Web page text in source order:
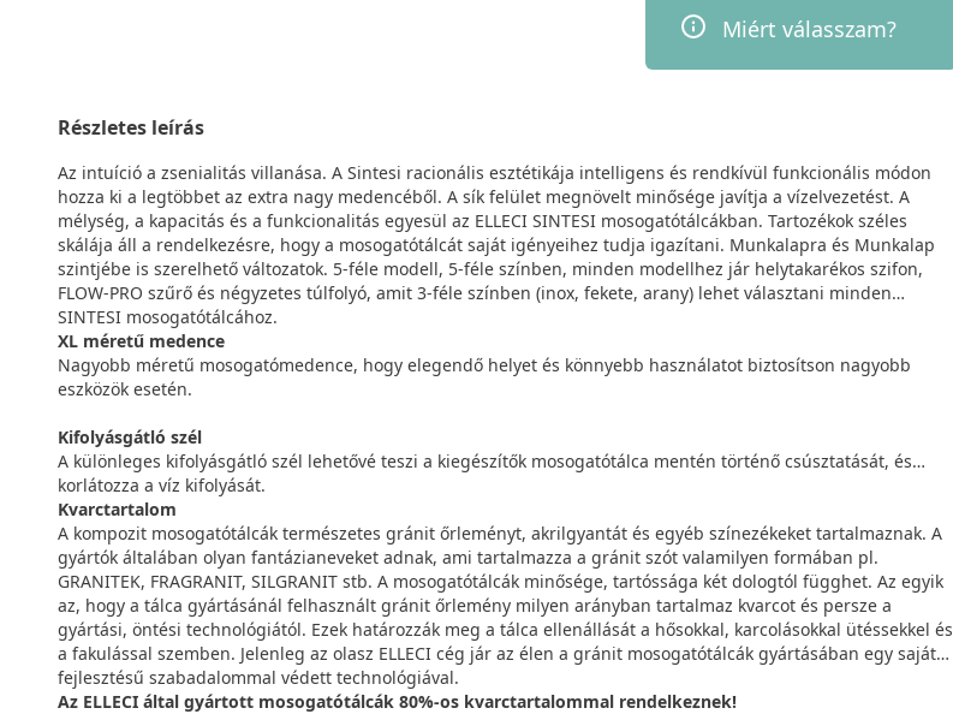
Miért válasszam?
Részletes leírás
Az intuíció a zsenialitás villanása. A Sintesi racionális esztétikája intelligens és rendkívül funkcionális módon
hozza ki a legtöbbet az extra nagy medencéből. A sík felület megnövelt minősége javítja a vízelvezetést. A
mélység, a kapacitás és a funkcionalitás egyesül az ELLECI SINTESI mosogatótálcákban. Tartozékok széles
skálája áll a rendelkezésre, hogy a mosogatótálcát saját igényeihez tudja igazítani. Munkalapra és Munkalap
szintjébe is szerelhető változatok. 5-féle modell, 5-féle színben, minden modellhez jár helytakarékos szifon,
FLOW-PRO szűrő és négyzetes túlfolyó, amit 3-féle színben (inox, fekete, arany) lehet választani minden
SINTESI mosogatótálcához.
XL méretű medence
Nagyobb méretű mosogatómedence, hogy elegendő helyet és könnyebb használatot biztosítson nagyobb
eszközök esetén.
Kifolyásgátló szél
A különleges kifolyásgátló szél lehetővé teszi a kiegészítők mosogatótálca mentén történő csúsztatását, és
korlátozza a víz kifolyását.
Kvarctartalom
A kompozit mosogatótálcák természetes gránit őrleményt, akrilgyantát és egyéb színezékeket tartalmaznak. A
gyártók általában olyan fantázianeveket adnak, ami tartalmazza a gránit szót valamilyen formában pl.
GRANITEK, FRAGRANIT, SILGRANIT stb. A mosogatótálcák minősége, tartóssága két dologtól függhet. Az egyik
az, hogy a tálca gyártásánál felhasznált gránit őrlemény milyen arányban tartalmaz kvarcot és persze a
gyártási, öntési technológiától. Ezek határozzák meg a tálca ellenállását a hősokkal, karcolásokkal ütéssekkel és
a fakulással szemben. Jelenleg az olasz ELLECI cég jár az élen a gránit mosogatótálcák gyártásában egy saját
fejlesztésű szabadalommal védett technológiával.
Az ELLECI által gyártott mosogatótálcák 80%-os kvarctartalommal rendelkeznek!